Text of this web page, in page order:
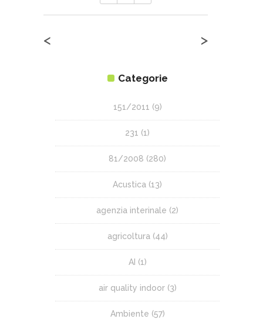
< >
Categorie
151/2011 (9)
231 (1)
81/2008 (280)
Acustica (13)
agenzia interinale (2)
agricoltura (44)
AI (1)
air quality indoor(3)
Ambiente (57)